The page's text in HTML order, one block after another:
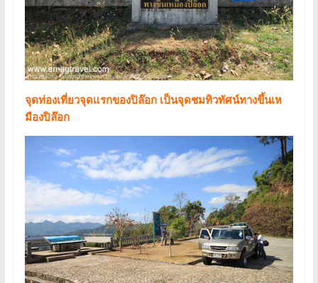
จุดท่องเที่ยวจุดแรกของปิล๊อก เป็นจุดชมทิวทัศน์ทางขึ้นเห
มืองปิล๊อก